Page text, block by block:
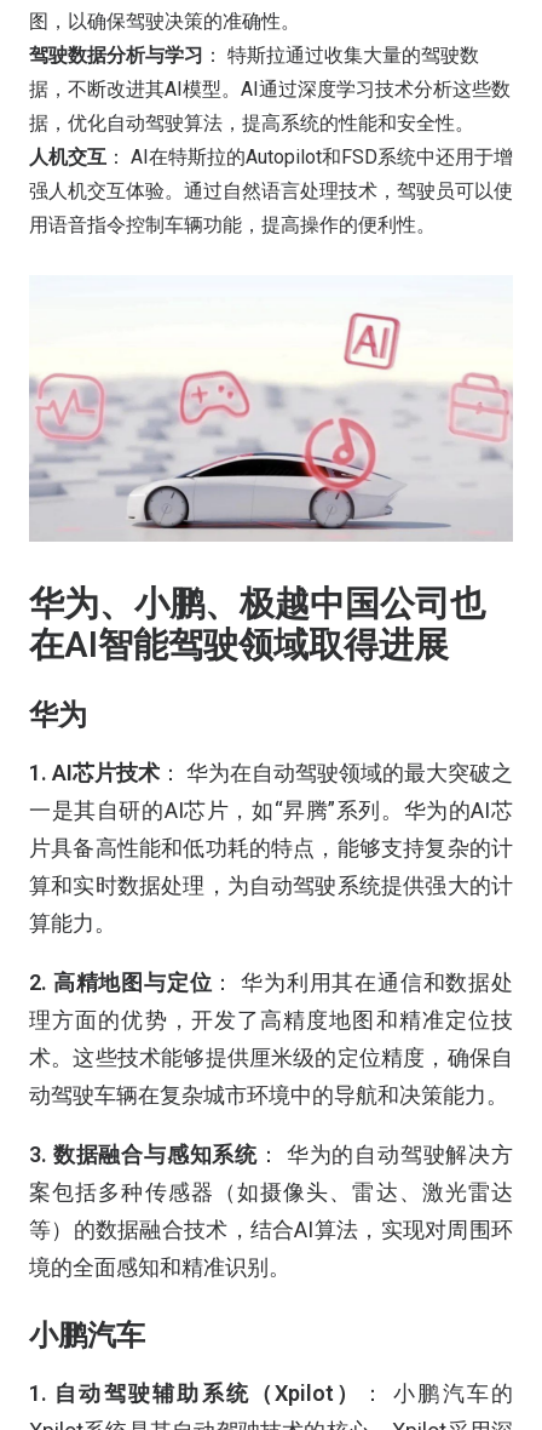
图，以确保驾驶决策的准确性。
驾驶数据分析与学习 ： 特斯拉通过收集大量的驾驶数
据，不断改进其AI模型。AI通过深度学习技术分析这些数
据，优化自动驾驶算法，提高系统的性能和安全性。
人机交互 ： AI在特斯拉的Autopilot和FSD系统中还用于增
强人机交互体验。通过自然语言处理技术，驾驶员可以使
用语音指令控制车辆功能，提高操作的便利性。
华为、小鹏、极越中国公司也
在AI智能驾驶领域取得进展
华为
1. AI芯片技术 ： 华为在自动驾驶领域的最大突破之
一是其自研的AI芯片，如“昇腾”系列。华为的AI芯
片具备高性能和低功耗的特点，能够支持复杂的计
算和实时数据处理，为自动驾驶系统提供强大的计
算能力。
2. 高精地图与定位 ： 华为利用其在通信和数据处
理方面的优势，开发了高精度地图和精准定位技
术。这些技术能够提供厘米级的定位精度，确保自
动驾驶车辆在复杂城市环境中的导航和决策能力。
3. 数据融合与感知系统 ： 华为的自动驾驶解决方
案包括多种传感器（如摄像头、雷达、激光雷达
等）的数据融合技术，结合AI算法，实现对周围环
境的全面感知和精准识别。
小鹏汽车
1. 自动驾驶辅助系统（Xpilot）
： 小鹏汽车的